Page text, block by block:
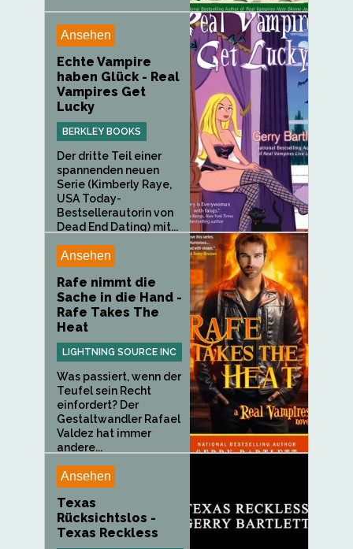
Ansehen
Echte Vampire
haben Glück - Real
Vampires Get
Lucky
BERKLEY BOOKS
Der dritte Teil einer
spannenden neuen
Serie (Kimberly Raye,
USA Today-
Bestsellerautorin von
Dead End Dating) mit...
Ansehen
Rafe nimmt die
Sache in die Hand -
Rafe Takes The
Heat
LIGHTNING SOURCE INC
Was passiert, wenn der
Teufel sein Recht
einfordert? Der
Gestaltwandler Rafael
Valdez hat immer
andere...
Ansehen
Texas
Rücksichtslos -
Texas Reckless